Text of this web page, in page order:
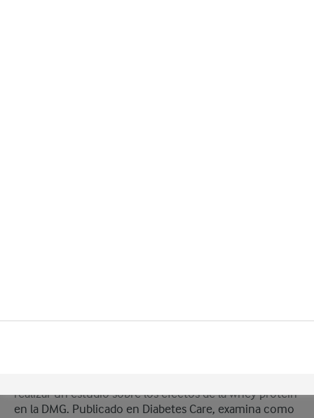
realizar un estudio sobre los efectos de la whey protein
en la DMG. Publicado en Diabetes Care, examina como